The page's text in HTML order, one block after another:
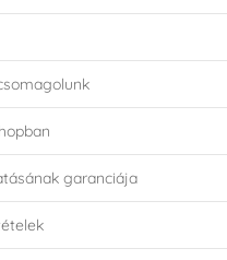
garanciája